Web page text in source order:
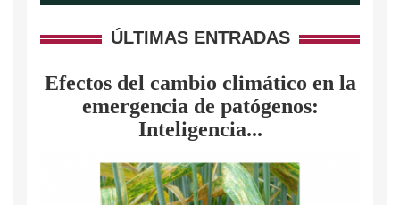
ÚLTIMAS ENTRADAS
Efectos del cambio climático en la
emergencia de patógenos:
Inteligencia...